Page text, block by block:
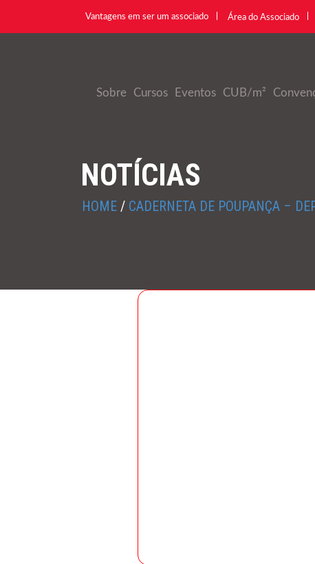
Vantagens em ser um associado Área do Associado
Sobre Cursos Eventos CUB/m²
NOTÍCIAS
HOME / CADERNETA DE POUPANÇA –